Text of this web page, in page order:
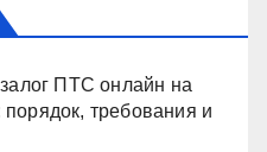
ПТС онлайн на
порядок, требования и